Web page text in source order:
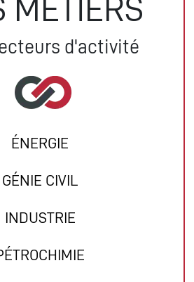
MÉTIERS
d'activité
ÉNERGIE
GÉNIE CIVIL
INDUSTRIE